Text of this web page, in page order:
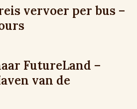
vervoer per bus –
FutureLand –
van de